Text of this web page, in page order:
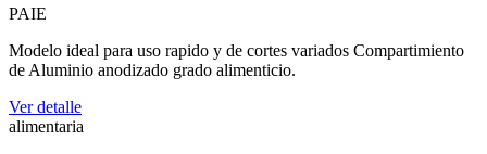
PAIE
Modelo ideal para uso rapido y de cortes variados Compartimiento
de Aluminio anodizado grado alimenticio.
Ver detalle
alimentaria